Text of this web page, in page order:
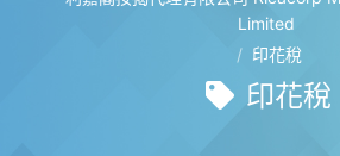
Limited
/ 印花稅
印花稅